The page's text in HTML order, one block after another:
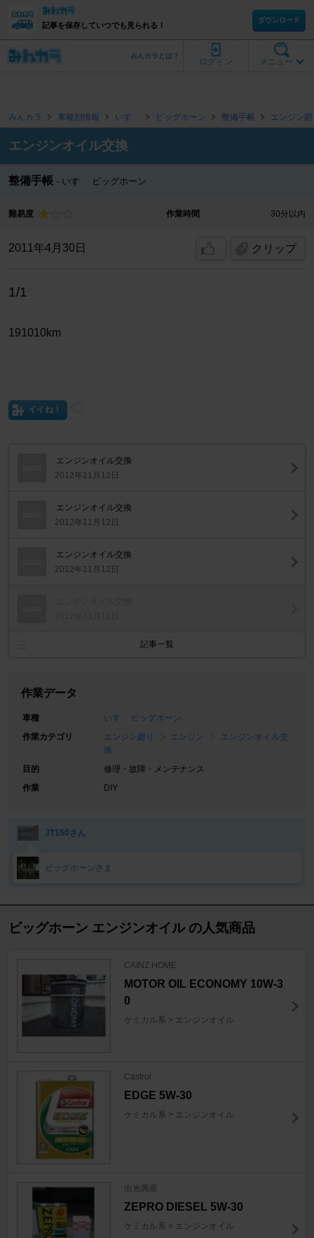
記事を保存していつでも見られる！
ダウンロード
メニュー
ログイン
みんカラとは？
みんカラ 車種別情報 いすゞ ビッグホーン 整備手帳 エンジン
エンジンオイル交換
整備手帳 いすゞ ビッグホーン
難易度 作業時間 30分以内
2011年4月30日 クリップ
1/1
191010km
イイね！
エンジンオイル交換
2012年11月12日
エンジンオイル交換
2012年11月12日
エンジンオイル交換
2012年11月12日
記事一覧
作業データ
車種
いすゞ ビッグホーン
作業カテゴリ
エンジン廻り エンジン
エンジンオイル交
換
目的
修理・故障・メンテナンス
作業
DIY
JT150さん
ビッグホーンさま
ビッグホーン エンジンオイル の人気商品
CAINZ HOME
MOTOR OIL ECONOMY 10W-3
0
ケミカル系 > エンジンオイル
Castrol
EDGE 5W-30
ケミカル系 > エンジンオイル
出光興産
ZEPRO DIESEL 5W-30
ケミカル系 > エンジンオイル